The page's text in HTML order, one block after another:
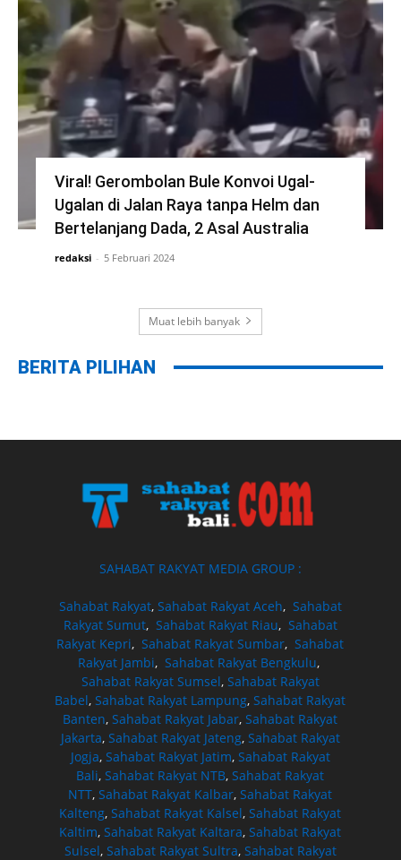
Viral! Gerombolan Bule Konvoi Ugal-
Ugalan di Jalan Raya tanpa Helm dan
Bertelanjang Dada, 2 Asal Australia
redaksi - 5 Februari 2024
Muat lebih banyak
BERITA PILIHAN
SAHABAT RAKYAT MEDIA GROUP :
Sahabat Rakyat, Sahabat Rakyat Aceh, Sahabat
Rakyat Sumut, Sahabat Rakyat Riau, Sahabat
Rakyat Kepri,Sahabat Rakyat Sumbar,Sahabat
Rakyat Jambi, Sahabat Rakyat Bengkulu,
Sahabat Rakyat Sumsel, Sahabat Rakyat
Babel,Sahabat Rakyat Lampung,Sahabat Rakyat
Banten,Sahabat Rakyat Jabar,Sahabat Rakyat
Jakarta, Sahabat Rakyat Jateng, Sahabat Rakyat
Jogja, Sahabat Rakyat Jatim, Sahabat Rakyat
Bali,Sahabat Rakyat NTB,Sahabat Rakyat
NTT,Sahabat Rakyat Kalbar,Sahabat Rakyat
Kalteng,Sahabat Rakyat Kalsel,Sahabat Rakyat
Kaltim,Sahabat Rakyat Kaltara,Sahabat Rakyat
Sulsel, Sahabat Rakyat Sultra, Sahabat Rakyat